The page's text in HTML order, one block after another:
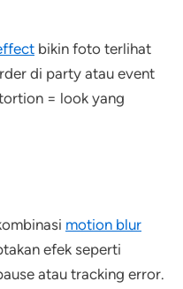
bikin foto terlihat
di party atau event
= look yang
motion blur
efek seperti
atau tracking error.